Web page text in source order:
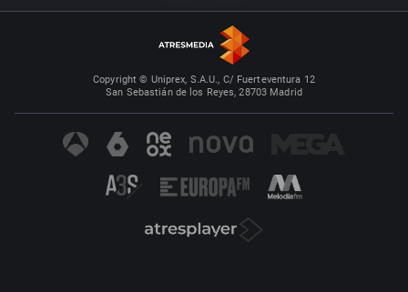
Copyright © Uniprex, S.A.U., C/ Fuerteventura 12
San Sebastián de los Reyes, 28703 Madrid